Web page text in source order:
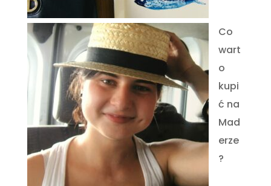
Co
wart
o
kupi
ć na
Mad
erze
?